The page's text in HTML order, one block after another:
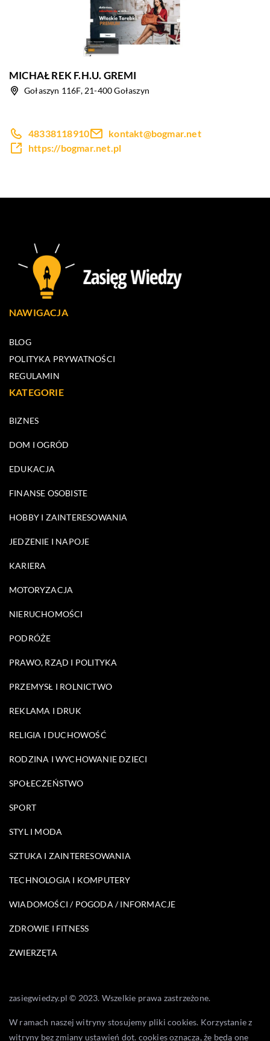
MICHAŁ REK F.H.U. GREMI
Gołaszyn 116F, 21-400 Gołaszyn
48338118910
kontakt@bogmar.net
https://bogmar.net.pl
NAWIGACJA
BLOG
POLITYKA PRYWATNOŚCI
REGULAMIN
KATEGORIE
BIZNES
DOM I OGRÓD
EDUKACJA
FINANSE OSOBISTE
HOBBY I ZAINTERESOWANIA
JEDZENIE I NAPOJE
KARIERA
MOTORYZACJA
NIERUCHOMOŚCI
PODRÓŻE
PRAWO, RZĄD I POLITYKA
PRZEMYSŁ I ROLNICTWO
REKLAMA I DRUK
RELIGIA I DUCHOWOŚĆ
RODZINA I WYCHOWANIE DZIECI
SPOŁECZEŃSTWO
SPORT
STYL I MODA
SZTUKA I ZAINTERESOWANIA
TECHNOLOGIA I KOMPUTERY
WIADOMOŚCI / POGODA / INFORMACJE
ZDROWIE I FITNESS
ZWIERZĘTA
zasiegwiedzy.pl © 2023. Wszelkie prawa zastrzeżone.
W ramach naszej witryny stosujemy pliki cookies. Korzystanie z
witryny bez zmiany ustawień dot. cookies oznacza, że będą one